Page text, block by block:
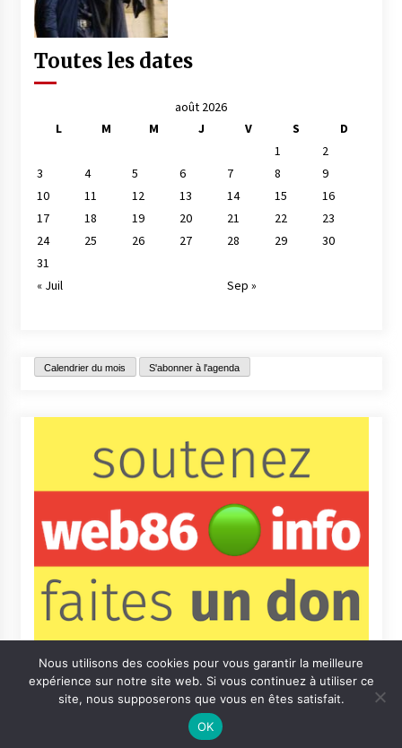
Toutes les dates
août 2026
L
M M J V S
D
1
2
3
4 5 6 7 8
9
10
11 12 13 14 15
16
17
18 19 20 21 22
23
24
25 26 27 28 29
30
31
« Juil
Sep »
Calendrier du mois S'abonner à l'agenda
Qui sommes-nous ? Informations légales
Nous utilisons des cookies pour vous garantir la meilleure
expérience sur notre site web. Si vous continuez à utiliser ce
site, nous supposerons que vous en êtes satisfait.
OK